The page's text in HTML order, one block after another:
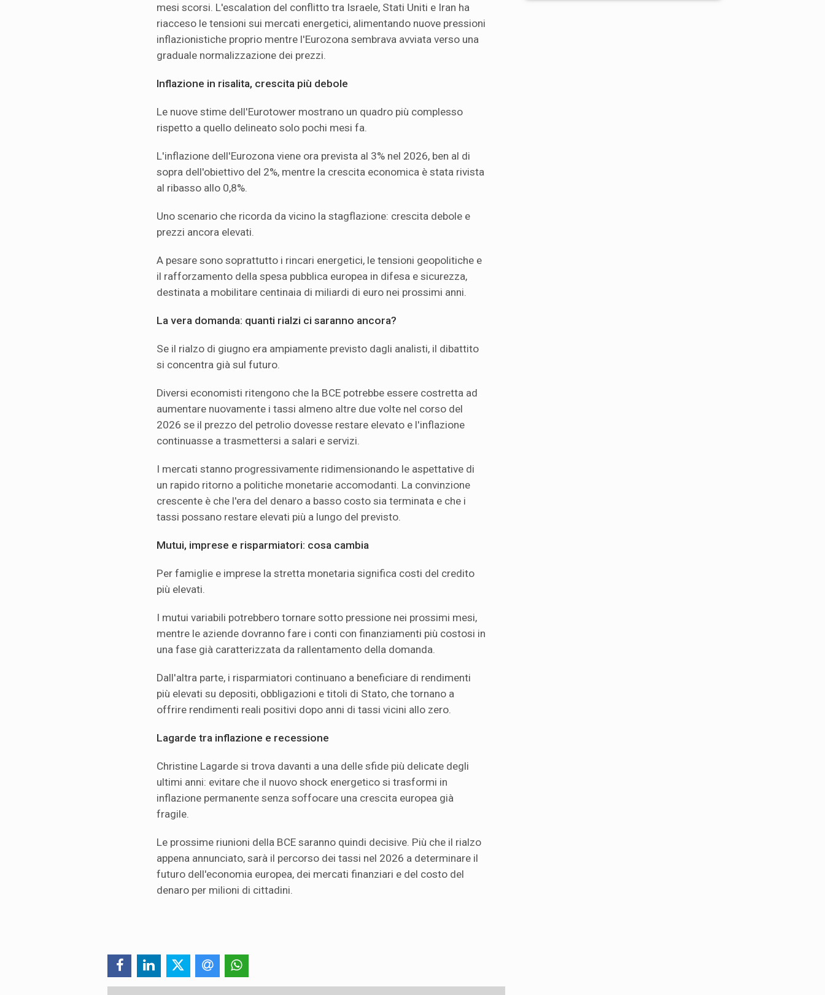
mesi scorsi. L'escalation del conflitto tra Israele, Stati Uniti e Iran ha
riacceso le tensioni sui mercati energetici, alimentando nuove pressioni
inflazionistiche proprio mentre l'Eurozona sembrava avviata verso una
graduale normalizzazione dei prezzi.
Inflazione in risalita, crescita più debole
Le nuove stime dell'Eurotower mostrano un quadro più complesso
rispetto a quello delineato solo pochi mesi fa.
L'inflazione dell'Eurozona viene ora prevista al 3% nel 2026, ben al di
sopra dell'obiettivo del 2%, mentre la crescita economica è stata rivista
al ribasso allo 0,8%.
Uno scenario che ricorda da vicino la stagflazione: crescita debole e
prezzi ancora elevati.
A pesare sono soprattutto i rincari energetici, le tensioni geopolitiche e
il rafforzamento della spesa pubblica europea in difesa e sicurezza,
destinata a mobilitare centinaia di miliardi di euro nei prossimi anni.
La vera domanda: quanti rialzi ci saranno ancora?
Se il rialzo di giugno era ampiamente previsto dagli analisti, il dibattito
si concentra già sul futuro.
Diversi economisti ritengono che la BCE potrebbe essere costretta ad
aumentare nuovamente i tassi almeno altre due volte nel corso del
2026 se il prezzo del petrolio dovesse restare elevato e l'inflazione
continuasse a trasmettersi a salari e servizi.
I mercati stanno progressivamente ridimensionando le aspettative di
un rapido ritorno a politiche monetarie accomodanti. La convinzione
crescente è che l'era del denaro a basso costo sia terminata e che i
tassi possano restare elevati più a lungo del previsto.
Mutui, imprese e risparmiatori: cosa cambia
Per famiglie e imprese la stretta monetaria significa costi del credito
più elevati.
I mutui variabili potrebbero tornare sotto pressione nei prossimi mesi,
mentre le aziende dovranno fare i conti con finanziamenti più costosi in
una fase già caratterizzata da rallentamento della domanda.
Dall'altra parte, i risparmiatori continuano a beneficiare di rendimenti
più elevati su depositi, obbligazioni e titoli di Stato, che tornano a
offrire rendimenti reali positivi dopo anni di tassi vicini allo zero.
Lagarde tra inflazione e recessione
Christine Lagarde si trova davanti a una delle sfide più delicate degli
ultimi anni: evitare che il nuovo shock energetico si trasformi in
inflazione permanente senza soffocare una crescita europea già
fragile.
Le prossime riunioni della BCE saranno quindi decisive. Più che il rialzo
appena annunciato, sarà il percorso dei tassi nel 2026 a determinare il
futuro dell'economia europea, dei mercati finanziari e del costo del
denaro per milioni di cittadini.